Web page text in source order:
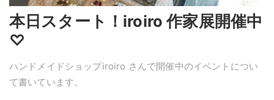
本日スタート！iroiro 作家展開催中
♡
ハンドメイドショップiroiro さんで開催中のイベントについ
て書いています。